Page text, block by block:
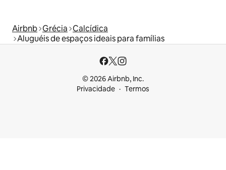
Airbnb Grécia Calcídica
Aluguéis de espaços ideais para famílias
© 2026 Airbnb, Inc.
Privacidade
Termos